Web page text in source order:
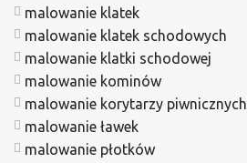
malowanie klatek
malowanie klatek schodowych
malowanie klatki schodowej
malowanie kominów
malowanie korytarzy piwnicznych
malowanie ławek
malowanie płotków